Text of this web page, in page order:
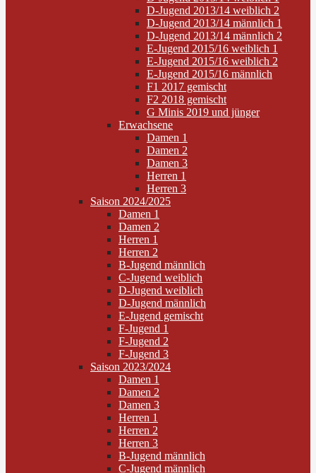
D-Jugend 2013/14 weiblich 2
D-Jugend 2013/14 männlich 1
D-Jugend 2013/14 männlich 2
E-Jugend 2015/16 weiblich 1
E-Jugend 2015/16 weiblich 2
E-Jugend 2015/16 männlich
F1 2017 gemischt
F2 2018 gemischt
G Minis 2019 und jünger
Erwachsene
Damen 1
Damen 2
Damen 3
Herren 1
Herren 3
Saison 2024/2025
Damen 1
Damen 2
Herren 1
Herren 2
B-Jugend männlich
C-Jugend weiblich
D-Jugend weiblich
D-Jugend männlich
E-Jugend gemischt
F-Jugend 1
F-Jugend 2
F-Jugend 3
Saison 2023/2024
Damen 1
Damen 2
Damen 3
Herren 1
Herren 2
Herren 3
B-Jugend männlich
C-Jugend männlich